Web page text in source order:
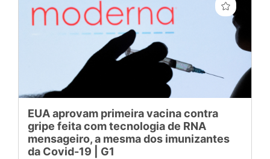
EUA aprovam primeira vacina contra
gripe feita com tecnologia de RNA
mensageiro, a mesma dos imunizantes
da Covid-19 | G1